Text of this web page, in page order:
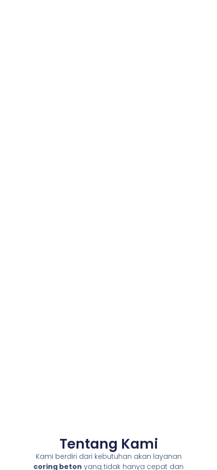
Tentang Kami
Kami berdiri dari kebutuhan akan layanan
coring beton yang tidak hanya cepat dan